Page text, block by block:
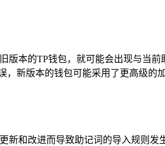
本的TP钱包，就可能会出现与当
新版本的钱包可能采用了更高级的
和改进而导致助记词的导入规则发